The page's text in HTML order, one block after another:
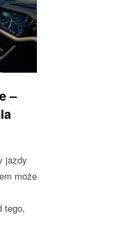
–
jazdy
może
tego,